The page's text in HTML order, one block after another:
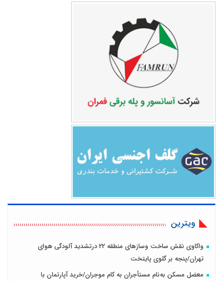
ویترین
واکاوی نقش ساخت وسازهای منطقه 22 درتشدید آلودگی هوای
تهران/پنجه بر گلوی پایتخت
معضل مسکن به‌نام مستأجران به کام موجران/خرید آپارتمان با